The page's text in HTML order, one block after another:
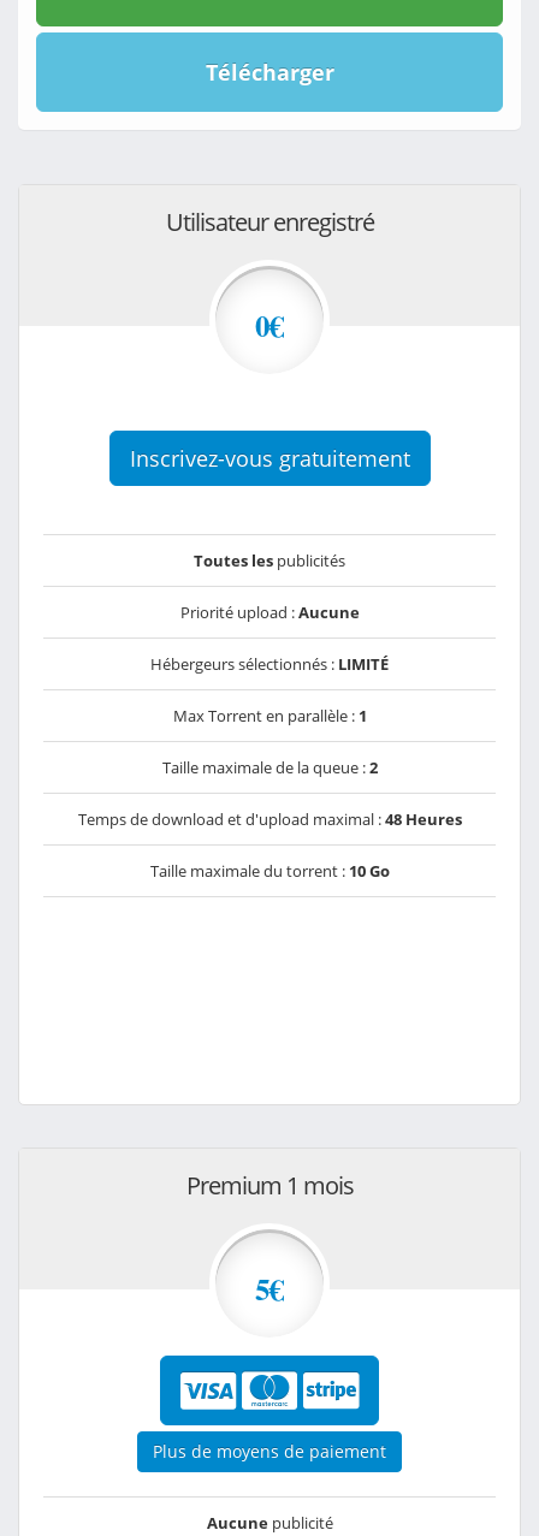
Télécharger
Utilisateur enregistré
0€
Inscrivez-vous gratuitement
Toutes les publicités
Priorité upload :Aucune
Hébergeurs sélectionnés : LIMITÉ
Max Torrent en parallèle : 1
Taille maximale de la queue :2
Temps de download et d'upload maximal :48 Heures
Taille maximale du torrent : 10 Go
Premium 1 mois
5€
Plus de moyens de paiement
Aucunepublicité